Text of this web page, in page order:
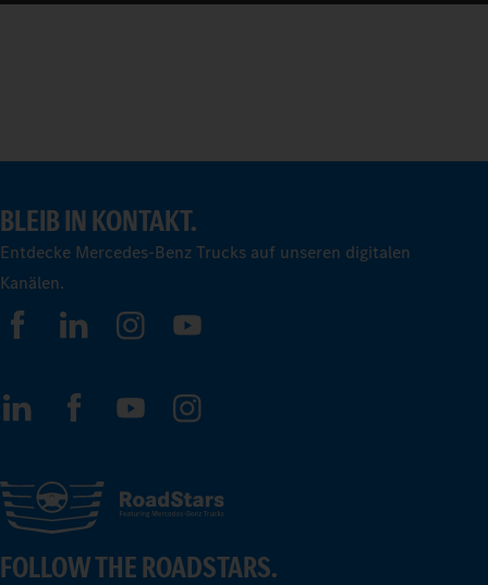
BLEIB IN KONTAKT.
Entdecke Mercedes-Benz Trucks auf unseren digitalen
Kanälen.
FOLLOW THE ROADSTARS.